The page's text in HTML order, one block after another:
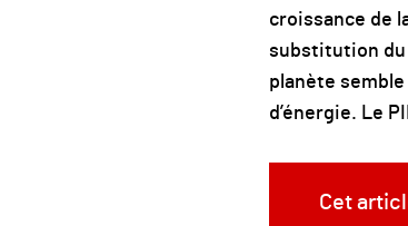
croissance de
substitution du
planète
d’énergie. Le
Cet